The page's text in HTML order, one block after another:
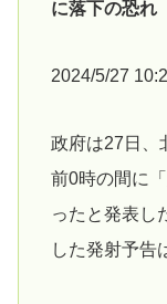
に落下の恐れ
2024/5/27
政府は27日、
前0時の間に
ったと発表し
した発射予告